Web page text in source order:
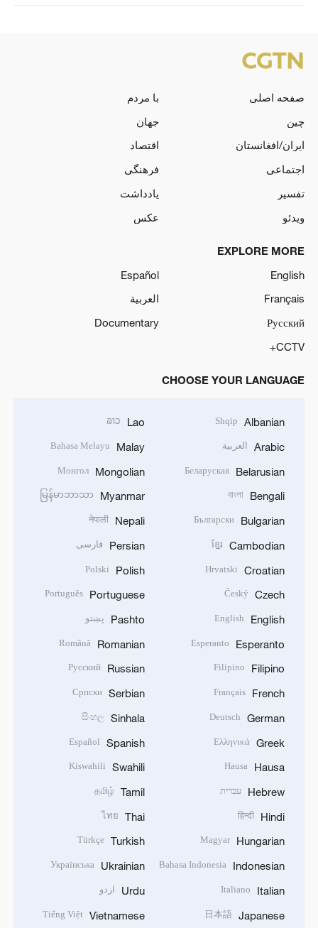
صفحه اصلی
با مردم
چین
جهان
ایران/افغانستان
اقتصاد
اجتماعی
فرهنگی
تفسیر
یادداشت
ویدئو
عکس
EXPLORE MORE
English
Español
Français
العربية
Русский
Documentary
CCTV+
CHOOSE YOUR LANGUAGE
Albanian
Shqip
Arabic العربية
Belarusian
Беларуская
Bengali
বাংলা
Bulgarian
Български
Cambodian
ខ្មែរ
Croatian
Hrvatski
Czech
Český
English
English
Esperanto
Esperanto
Filipino
Filipino
French
Français
German
Deutsch
Greek
Ελληνικά
Hausa
Hausa
Hebrew עברית
Hindi
हिन्दी
Hungarian
Magyar
Indonesian
Bahasa Indonesia
Italian
Italiano
Japanese
日本語
Lao
ລາວ
Malay
Bahasa Melayu
Mongolian
Монгол
Myanmar
မြန်မာဘာသာ
Nepali
नेपाली
Persian فارسی
Polish
Polski
Portuguese
Português
Pashto پښتو
Romanian
Română
Russian
Русский
Serbian
Српски
Sinhala
සිංහල
Spanish
Español
Swahili
Kiswahili
Tamil
தமிழ்
Thai
ไทย
Turkish
Türkçe
Ukrainian
Українська
Urdu اردو
Vietnamese
Tiếng Việt